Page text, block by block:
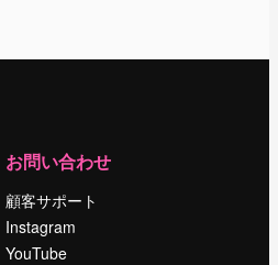
お問い合わせ
顧客サポート
Instagram
YouTube